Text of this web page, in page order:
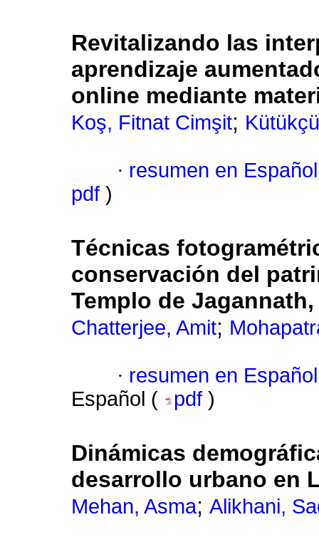
Revitalizando las
aprendizaje
online mediante
Koş, Fitnat Cimşit;
· resumen en Español
pdf )
Técnicas
conservación del
Templo de
Chatterjee, Amit;
· resumen en Español
Español (
pdf )
Dinámicas
desarrollo urbano en
Mehan, Asma; Alikhani,